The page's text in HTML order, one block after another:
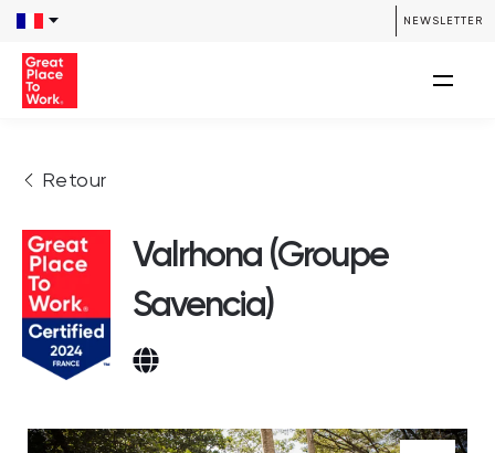
NEWSLETTER
Retour
Valrhona (Groupe
Savencia)